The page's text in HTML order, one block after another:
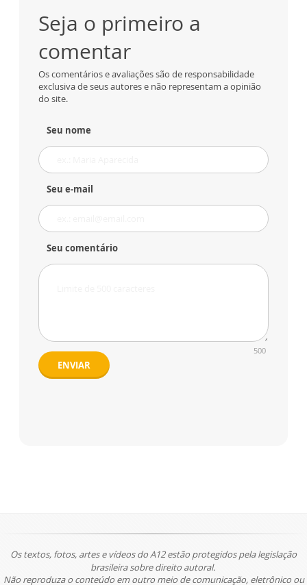
Seja o primeiro a
comentar
Os comentários e avaliações são de responsabilidade
exclusiva de seus autores e não representam a opinião
do site.
Seu nome
Seu e-mail
Seu comentário
500
ENVIAR
Os textos, fotos, artes e vídeos do A12 estão protegidos pela legislação
brasileira sobre direito autoral.
Não reproduza o conteúdo em outro meio de comunicação, eletrônico ou